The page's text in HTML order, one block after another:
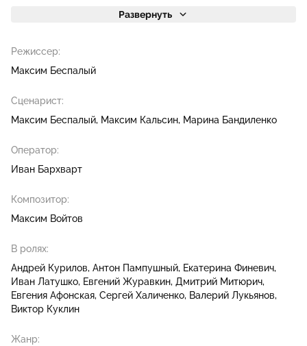
Развернуть
Режиссер:
Максим Беспалый
Сценарист:
Максим Беспалый Максим Кальсин Марина Бандиленко
Оператор:
Иван Бархварт
Композитор:
Максим Войтов
В ролях:
Андрей Курилов Антон Пампушный Екатерина Финевич
Иван Латушко Евгений Журавкин Дмитрий Митюрич
Евгения Афонская Сергей Халиченко Валерий Лукьянов
Виктор Куклин
Жанр: